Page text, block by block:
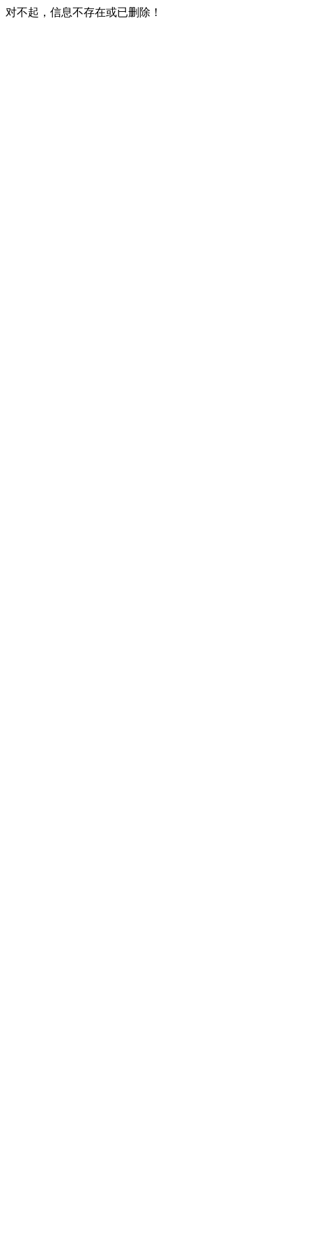
对不起，信息不存在或已删除！